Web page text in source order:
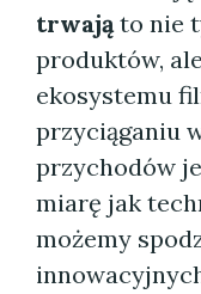
trwająto nie
produktów,
ekosystemu
przyciąganiu
przychodów
miarę jak
możemy